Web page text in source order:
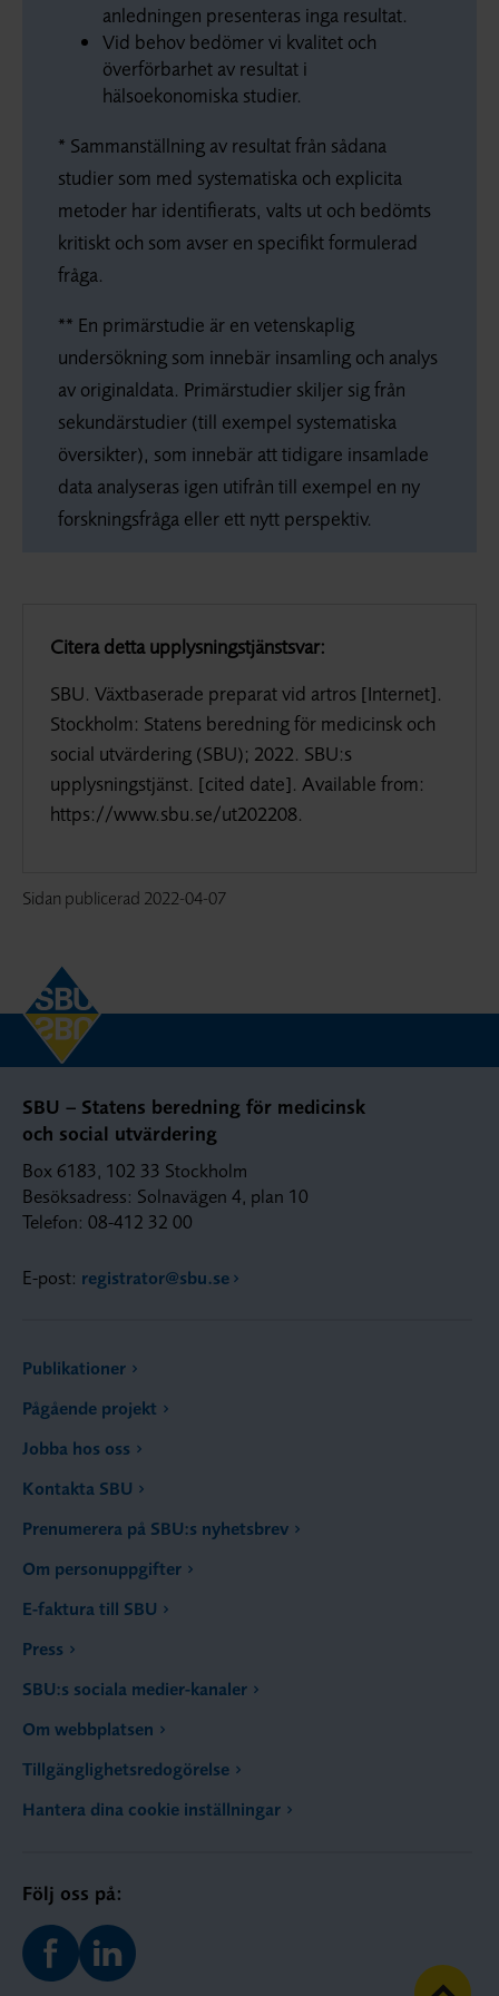
anledningen presenteras inga resultat.
Vid behov bedömer vi kvalitet och
överförbarhet av resultat i
hälsoekonomiska studier.
* Sammanställning av resultat från sådana
studier som med systematiska och explicita
metoder har identifierats, valts ut och bedömts
kritiskt och som avser en specifikt formulerad
fråga.
** En primärstudie är en vetenskaplig
undersökning som innebär insamling och analys
av originaldata. Primärstudier skiljer sig från
sekundärstudier (till exempel systematiska
översikter), som innebär att tidigare insamlade
data analyseras igen utifrån till exempel en ny
forskningsfråga eller ett nytt perspektiv.
Citera detta upplysningstjänstsvar:
SBU. Växtbaserade preparat vid artros [Internet].
Stockholm: Statens beredning för medicinsk och
social utvärdering (SBU); 2022. SBU:s
upplysningstjänst. [cited date]. Available from:
https://www.sbu.se/ut202208.
Sidan publicerad 2022-04-07
SBU – Statens beredning för medicinsk
och social utvärdering
Box 6183, 102 33 Stockholm
Besöksadress: Solnavägen 4, plan 10
Telefon: 08-412 32 00
E-post: registrator@sbu.se
Publikationer
Pågående projekt
Jobba hos oss
Kontakta SBU
Prenumerera på SBU:s nyhetsbrev
Om personuppgifter
E-faktura till SBU
Press
SBU:s sociala medier-kanaler
Om webbplatsen
Tillgänglighetsredogörelse
Hantera dina cookie inställningar
Följ oss på: